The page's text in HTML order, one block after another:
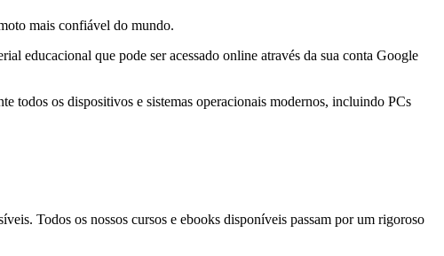
mais confiável do mundo.
educacional que pode ser acessado online através da sua conta Google
todos os dispositivos e sistemas operacionais modernos, incluindo PCs
Todos os nossos cursos e ebooks disponíveis passam por um rigoroso